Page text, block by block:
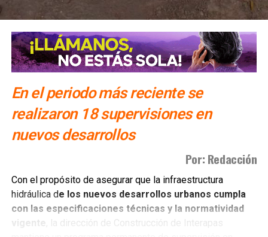
En el periodo más reciente se
realizaron 18 supervisiones en
nuevos desarrollos
Por: Redacción
Con el propósito de asegurar que la infraestructura
hidráulica de los nuevos desarrollos urbanos cumpla
con las especificaciones técnicas y la normatividad
vigente
, la dirección de Construcción de Interapas